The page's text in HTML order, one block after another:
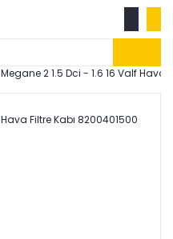
Megane 2 1.5 Dci - 1.6 16 Valf Hava